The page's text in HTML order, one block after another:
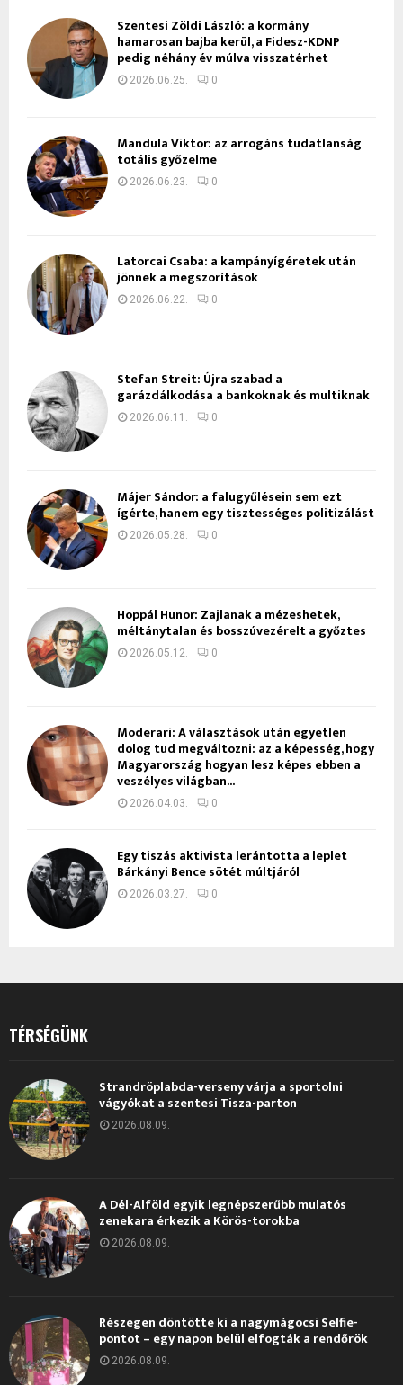
Szentesi Zöldi László: a kormány
hamarosan bajba kerül, a Fidesz-KDNP
pedig néhány év múlva visszatérhet
2026.06.25. 0
Mandula Viktor: az arrogáns tudatlanság
totális győzelme
2026.06.23. 0
Latorcai Csaba: a kampányígéretek után
jönnek a megszorítások
2026.06.22. 0
Stefan Streit: Újra szabad a
garázdálkodása a bankoknak és multiknak
2026.06.11. 0
Májer Sándor: a falugyűlésein sem ezt
ígérte, hanem egy tisztességes politizálást
2026.05.28. 0
Hoppál Hunor: Zajlanak a mézeshetek,
méltánytalan és bosszúvezérelt a győztes
2026.05.12. 0
Moderari: A választások után egyetlen
dolog tud megváltozni: az a képesség, hogy
Magyarország hogyan lesz képes ebben a
veszélyes világban...
2026.04.03. 0
Egy tiszás aktivista lerántotta a leplet
Bárkányi Bence sötét múltjáról
2026.03.27. 0
TÉRSÉGÜNK
Strandröplabda-verseny várja a sportolni
vágyókat a szentesi Tisza-parton
2026.08.09.
A Dél-Alföld egyik legnépszerűbb mulatós
zenekara érkezik a Körös-torokba
2026.08.09.
Részegen döntötte ki a nagymágocsi Selfie-
pontot – egy napon belül elfogták a rendőrök
2026.08.09.